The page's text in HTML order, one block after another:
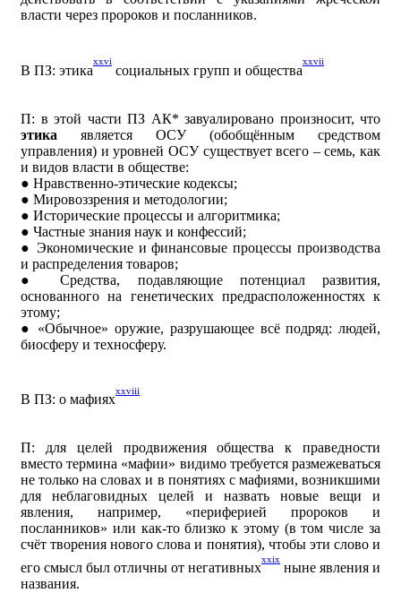
власти через пророков и посланников.
В ПЗ: этика
xxvi
социальных групп и общества
xxvii
П: в этой части ПЗ АК* завуалировано произносит, что
этика является ОСУ (обобщённым средством
управления) и уровней ОСУ существует всего – семь, как
и видов власти в обществе:
● Нравственно-этические кодексы;
● Мировоззрения и методологии;
● Исторические процессы и алгоритмика;
● Частные знания наук и конфессий;
● Экономические и финансовые процессы производства
и распределения товаров;
● Средства, подавляющие потенциал развития,
основанного на генетических предрасположенностях к
этому;
● «Обычное» оружие, разрушающее всё подряд: людей,
биосферу и техносферу.
В ПЗ: о мафиях
xxviii
П: для целей продвижения общества к праведности
вместо термина «мафии» видимо требуется размежеваться
не только на словах и в понятиях с мафиями, возникшими
для неблаговидных целей и назвать новые вещи и
явления, например, «периферией пророков и
посланников» или как-то близко к этому (в том числе за
счёт творения нового слова и понятия), чтобы эти слово и
его смысл был отличны от негативных
xxix
ныне явления и
названия.